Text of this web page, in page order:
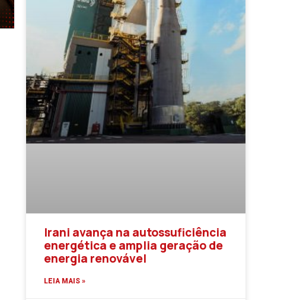
Irani avança na autossuficiência
energética e amplia geração de
energia renovável
LEIA MAIS »